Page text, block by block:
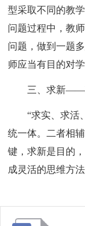
型采取不同的教
问题过程中，教
问题，做到一题
师应当有目的对
三、求新——
“求实、求活
统一体。二者相
键，求新是目的
成灵活的思维方